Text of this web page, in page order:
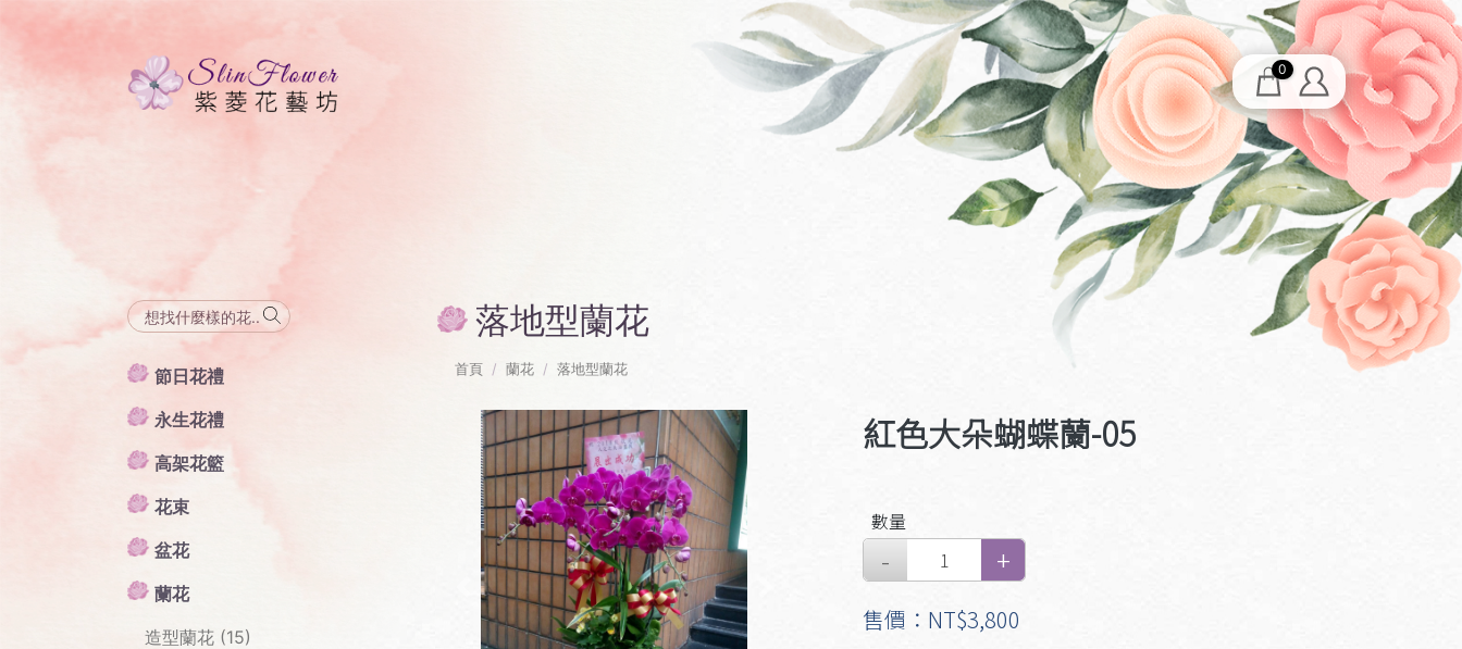
0
節日花禮
永生花禮
高架花籃
花束
盆花
蘭花
造型蘭花 (15)
落地型蘭花
首頁 蘭花 落地型蘭花
Previous
紅色大朵蝴蝶蘭-05
數量
售價：NT$3,800